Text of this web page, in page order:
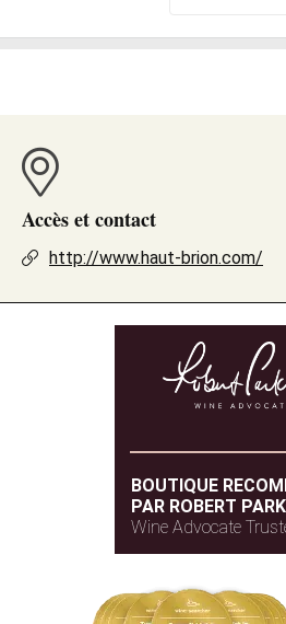
Accès et contact
http://www.haut-brion.com/
BOUTIQUE
PAR ROBERT
Wine Advocate